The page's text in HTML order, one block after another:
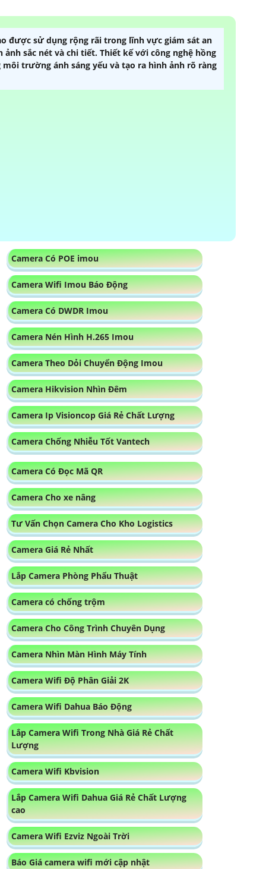
được sử dụng rộng rãi trong lĩnh vực giám sát an
ảnh sắc nét và chi tiết. Thiết kế với công nghệ hồng
trường ánh sáng yếu và tạo ra hình ảnh rõ ràng
Camera Có POE imou
Camera Wifi Imou Báo Động
Camera Có DWDR Imou
Camera Nén Hình H.265 Imou
Camera Theo Dỏi Chuyển Động Imou
Camera Hikvision Nhìn Đêm
Camera Ip Visioncop Giá Rẻ Chất Lượng
Camera Chống Nhiễu Tốt Vantech
Camera Có Đọc Mã QR
Camera Cho xe nâng
Tư Vấn Chọn Camera Cho Kho Logistics
Camera Giá Rẻ Nhất
Lắp Camera Phòng Phẩu Thuật
Camera có chống trộm
Camera Cho Công Trình Chuyên Dụng
Camera Nhìn Màn Hình Máy Tính
Camera Wifi Độ Phân Giải 2K
Camera Wifi Dahua Báo Động
Lắp Camera Wifi Trong Nhà Giá Rẻ Chất
Lượng
Camera Wifi Kbvision
Lắp Camera Wifi Dahua Giá Rẻ Chất Lượng
cao
Camera Wifi Ezviz Ngoài Trời
Báo Giá camera wifi mới cập nhật